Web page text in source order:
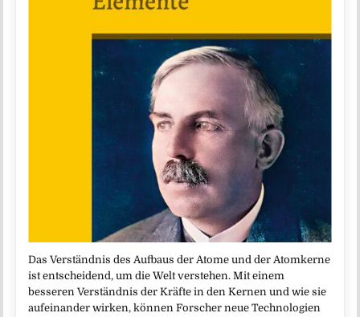
Das Verständnis des Aufbaus der Atome und der Atomkerne
ist entscheidend, um die Welt verstehen. Mit einem
besseren Verständnis der Kräfte in den Kernen und wie sie
aufeinander wirken, können Forscher neue Technologien